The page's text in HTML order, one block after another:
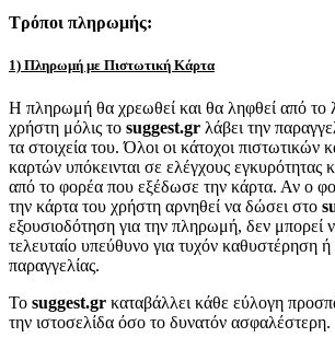
Τρόποι πληρωμής:
1) Πληρωμή με Πιστωτική Κάρτα
Η πληρωμή θα χρεωθεί και θα ληφθεί από το
χρήστη μόλις το suggest.gr λάβει την
τα στοιχεία του. Όλοι οι κάτοχοι πιστωτικών
καρτών υπόκεινται σε ελέγχους εγκυρότητας
από το φορέα που εξέδωσε την κάρτα. Αν ο
την κάρτα του χρήστη αρνηθεί να δώσει στο
εξουσιοδότηση για την πληρωμή, δεν μπορεί
τελευταίο υπεύθυνο για τυχόν καθυστέρηση
παραγγελίας.
Το suggest.gr καταβάλλει κάθε εύλογη
την ιστοσελίδα όσο το δυνατόν ασφαλέστερη.